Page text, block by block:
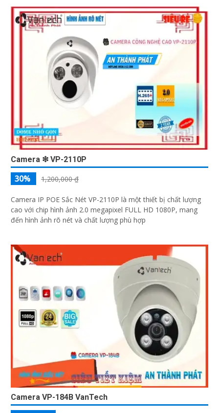
Camera ❇ VP-2110P
30% 1,200,000 ₫
Camera IP POE Sắc Nét VP-2110P là một thiết bị chất lượng
cao với chip hình ảnh 2.0 megapixel FULL HD 1080P, mang
đến hình ảnh rõ nét và chất lượng phù hợp
Camera VP-184B VanTech